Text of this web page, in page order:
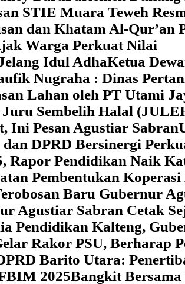
STIE Muara Teweh
dan Khatam Al-Qur’an
Warga Perkuat Nilai
Idul AdhaKetua
Nugraha : Dinas
Lahan oleh PT Utami
Sembelih Halal
Ini Pesan Agustiar Sabran
DPRD Bersinergi
Rapor Pendidikan Naik
Pembentukan Koperasi
Baru Gubernur
Agustiar Sabran Cetak
Pendidikan Kalteng,
Rakor PSU, Berharap
Barito Utara:
2025‎Bangkit